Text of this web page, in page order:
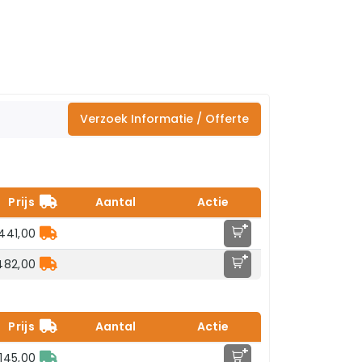
Verzoek Informatie / Offerte
Prijs Aantal
Actie
+
+
Prijs Aantal
Actie
+